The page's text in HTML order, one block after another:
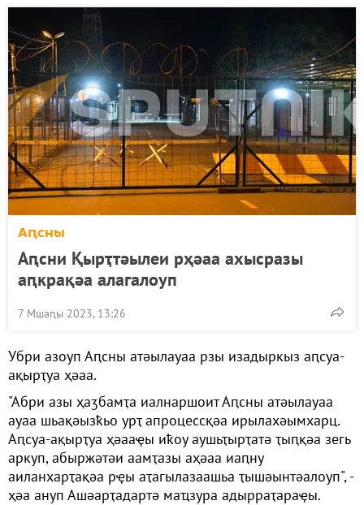
Аԥсны
Аԥсни Қырҭтәылеи рҳәаа ахысразы
аԥкрақәа алагалоуп
7 Мшаԥы 2023, 13:26
Убри азоуп Аԥсны атәылауаа рзы изадыркыз аԥсуа-
ақырҭуа ҳәаа.
"Абри азы ҳаӡбамҭа иалнаршоит Аԥсны атәылауаа
ауаа шьақәызҟьо урҭ апроцессқәа ирылахәымхарц.
Аԥсуа-ақырҭуа ҳәааҿы иҟоу аушьҭырҭатә ҭыԥқәа зегь
аркуп, абыржәтәи аамҭазы аҳәаа иаԥну
аиланхарҭақәа рҿы аҭагылазаашьа ҭышәынтәалоуп", -
ҳәа ануп Ашәарҭадартә маҵзура адырраҭараҿы.